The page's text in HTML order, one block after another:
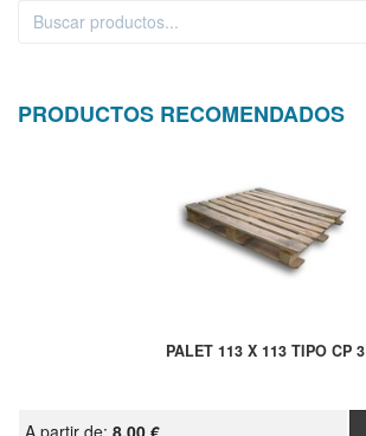
PRODUCTOS RECOMENDADOS
PALET 113 X 113 TIPO CP 3